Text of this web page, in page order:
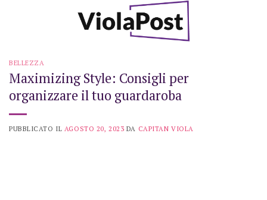
BELLEZZA
Maximizing Style: Consigli per
organizzare il tuo guardaroba
PUBBLICATO IL AGOSTO 20, 2023 DA CAPITAN VIOLA